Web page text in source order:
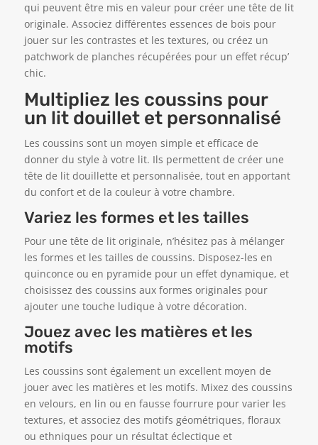
qui peuvent être mis en valeur pour créer une tête de lit
originale. Associez différentes essences de bois pour
jouer sur les contrastes et les textures, ou créez un
patchwork de planches récupérées pour un effet récup’
chic.
Multipliez les coussins pour
un lit douillet et personnalisé
Les coussins sont un moyen simple et efficace de
donner du style à votre lit. Ils permettent de créer une
tête de lit douillette et personnalisée, tout en apportant
du confort et de la couleur à votre chambre.
Variez les formes et les tailles
Pour une tête de lit originale, n’hésitez pas à mélanger
les formes et les tailles de coussins. Disposez-les en
quinconce ou en pyramide pour un effet dynamique, et
choisissez des coussins aux formes originales pour
ajouter une touche ludique à votre décoration.
Jouez avec les matières et les
motifs
Les coussins sont également un excellent moyen de
jouer avec les matières et les motifs. Mixez des coussins
en velours, en lin ou en fausse fourrure pour varier les
textures, et associez des motifs géométriques, floraux
ou ethniques pour un résultat éclectique et